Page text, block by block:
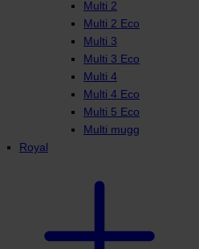
Multi 2
Multi 2 Eco
Multi 3
Multi 3 Eco
Multi 4
Multi 4 Eco
Multi 5 Eco
Multi mugg
Royal